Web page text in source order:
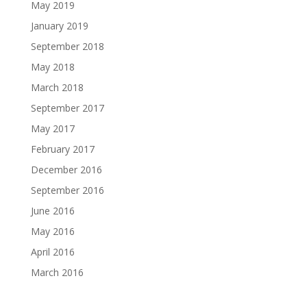
May 2019
January 2019
September 2018
May 2018
March 2018
September 2017
May 2017
February 2017
December 2016
September 2016
June 2016
May 2016
April 2016
March 2016